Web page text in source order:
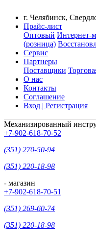
г. Челябинск,
Прайс-лист
Оптовый Интернет-
(розница)
Сервис
Партнеры
Поставщики
О нас
Контакты
Соглашение
Вход | Регистрация
Механизированный
+7-902-618-70-52
(351) 270-50-94
(351) 220-18-98
- магазин
+7-902-618-70-51
(351) 269-60-74
(351) 220-18-98